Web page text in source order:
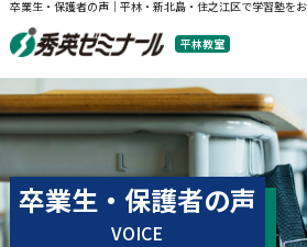
卒業生・保護者の声｜平林・新北島・住之江区で学習塾を
平林教室
卒業生・保護者の声
VOICE